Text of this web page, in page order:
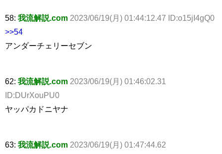
58: 我流解説.com 2023/06/19(月) 01:44:12.47 ID:o15jI4gQ0
>>54
アンダーチェリーセブン
62: 我流解説.com 2023/06/19(月) 01:46:02.31
ID:DUrXouPU0
ヤッパカドニヤナ
63: 我流解説.com 2023/06/19(月) 01:47:44.62